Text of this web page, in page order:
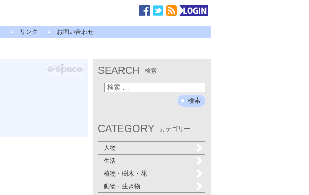
リンク お問い合わせ
SEARCH 検索
CATEGORY カテゴリー
人物
生活
植物・樹木・花
動物・生き物